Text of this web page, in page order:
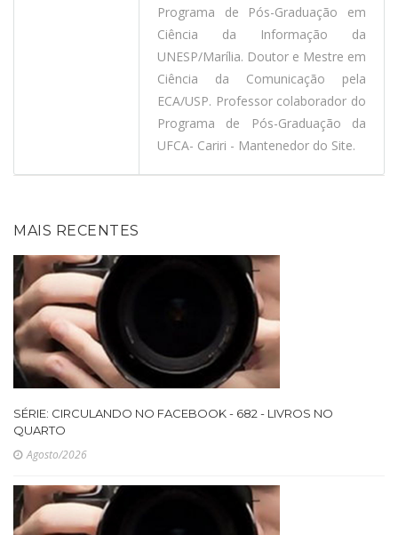
Programa de Pós-Graduação em
Ciência da Informação da
UNESP/Marília. Doutor e Mestre em
Ciência da Comunicação pela
ECA/USP. Professor colaborador do
Programa de Pós-Graduação da
UFCA- Cariri - Mantenedor do Site.
MAIS RECENTES
SÉRIE: CIRCULANDO NO FACEBOOK - 682 - LIVROS NO
QUARTO
Agosto/2026